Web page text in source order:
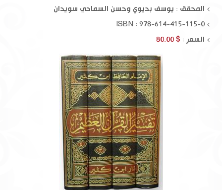
المحقق : يوسف بديوي وحسن السماحي سويدان
ISBN : 978-614-415-115-0
السعر : $ 80.00